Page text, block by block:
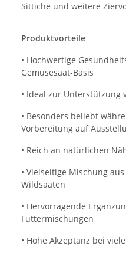
Sittiche und weitere
Produktvorteile
• Hochwertige
Gemüsesaat-Basis
• Ideal zur
• Besonders beliebt
Vorbereitung auf
• Reich an natürlichen
• Vielseitige Mischung
Wildsaaten
• Hervorragende
Futtermischungen
• Hohe Akzeptanz bei